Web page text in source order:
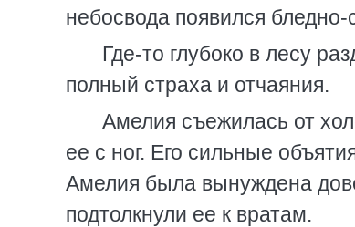
небосвода появился
Где-то глубоко в лесу
полный страха и отчаяния.
Амелия съежилась от
ее с ног. Его сильные
Амелия была вынуждена
подтолкнули ее к вратам.